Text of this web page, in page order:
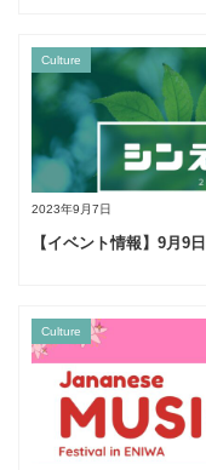
2023年9月7日
Culture
【イベント情報】9月9
Culture